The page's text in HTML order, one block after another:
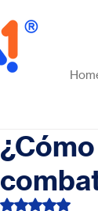
Obtuvo NaN